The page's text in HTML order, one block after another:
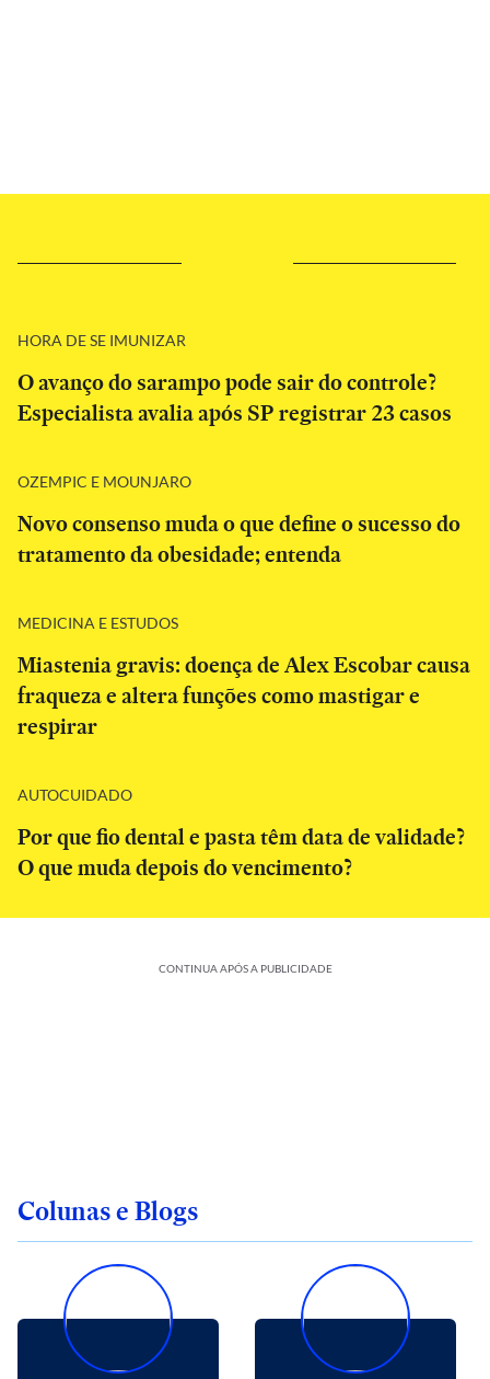
HORA DE SE IMUNIZAR
O avanço do sarampo pode sair do controle?
Especialista avalia após SP registrar 23 casos
OZEMPIC E MOUNJARO
Novo consenso muda o que define o sucesso do
tratamento da obesidade; entenda
MEDICINA E ESTUDOS
Miastenia gravis: doença de Alex Escobar causa
fraqueza e altera funções como mastigar e
respirar
AUTOCUIDADO
Por que fio dental e pasta têm data de validade?
O que muda depois do vencimento?
CONTINUA APÓS A PUBLICIDADE
Colunas e Blogs